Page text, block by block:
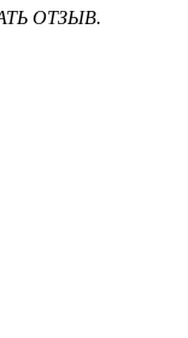
ОТЗЫВ.